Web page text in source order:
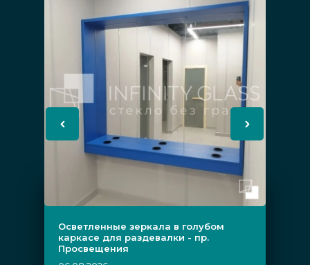
Осветленные зеркала в голубом
каркасе для раздевалки - пр.
Просвещения